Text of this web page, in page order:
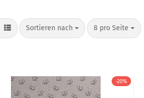
Sortieren nach 8 pro Seite
-20%